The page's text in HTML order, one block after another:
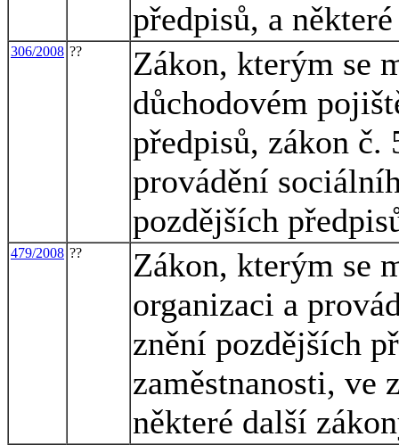
předpisů, a
306/2008 ??
Zákon, kterým se
důchodovém
předpisů, zákon č.
provádění
pozdějších
479/2008 ??
Zákon, kterým se
organizaci a
znění pozdějších
zaměstnanosti, ve
některé další